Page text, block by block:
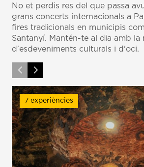
No et perdis res del que passa
grans concerts internacionals a
fires tradicionals en municipis
Santanyí. Mantén-te al dia amb la
d'esdeveniments culturals i d'oci.
7 experiències